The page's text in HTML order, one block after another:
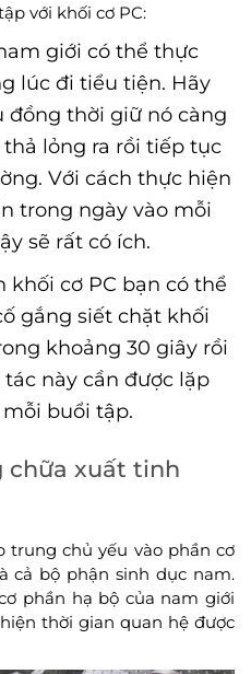
với khối cơ PC:
giới có thể thực
lúc đi tiểu tiện. Hãy
đồng thời giữ nó càng
lỏng ra rồi tiếp tục
Với cách thực hiện
trong ngày vào mỗi
sẽ rất có ích.
khối cơ PC bạn có thể
gắng siết chặt khối
khoảng 30 giây rồi
này cần được lặp
buổi tập.
chữa xuất tinh
trung chủ yếu vào phần cơ
cả bộ phận sinh dục nam.
phần hạ bộ của nam giới
thời gian quan hệ được